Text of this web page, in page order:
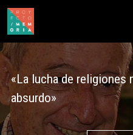
Pasar al contenido principal
«La lucha de religiones
absurdo»